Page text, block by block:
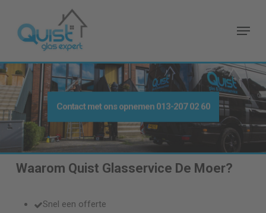
main
Menu
Contact met ons opnemen 013-207 02 60
Waarom Quist Glasservice De Moer?
Snel een offerte